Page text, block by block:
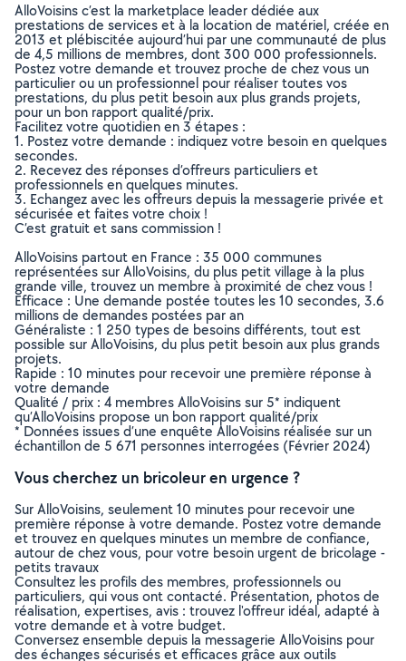
AlloVoisins c’est la marketplace leader dédiée aux
prestations de services et à la location de matériel, créée en
2013 et plébiscitée aujourd’hui par une communauté de plus
de 4,5 millions de membres, dont 300 000 professionnels.
Postez votre demande et trouvez proche de chez vous un
particulier ou un professionnel pour réaliser toutes vos
prestations, du plus petit besoin aux plus grands projets,
pour un bon rapport qualité/prix.
Facilitez votre quotidien en 3 étapes :
1. Postez votre demande : indiquez votre besoin en quelques
secondes.
2. Recevez des réponses d’offreurs particuliers et
professionnels en quelques minutes.
3. Echangez avec les offreurs depuis la messagerie privée et
sécurisée et faites votre choix !
C’est gratuit et sans commission !
AlloVoisins partout en France : 35 000 communes
représentées sur AlloVoisins, du plus petit village à la plus
grande ville, trouvez un membre à proximité de chez vous !
Efficace : Une demande postée toutes les 10 secondes, 3.6
millions de demandes postées par an
Généraliste : 1 250 types de besoins différents, tout est
possible sur AlloVoisins, du plus petit besoin aux plus grands
projets.
Rapide : 10 minutes pour recevoir une première réponse à
votre demande
Qualité / prix : 4 membres AlloVoisins sur 5* indiquent
qu’AlloVoisins propose un bon rapport qualité/prix
* Données issues d’une enquête AlloVoisins réalisée sur un
échantillon de 5 671 personnes interrogées (Février 2024)
Vous cherchez un bricoleur en urgence ?
Sur AlloVoisins, seulement 10 minutes pour recevoir une
première réponse à votre demande. Postez votre demande
et trouvez en quelques minutes un membre de confiance,
autour de chez vous, pour votre besoin urgent de bricolage -
petits travaux
Consultez les profils des membres, professionnels ou
particuliers, qui vous ont contacté. Présentation, photos de
réalisation, expertises, avis : trouvez l'offreur idéal, adapté à
votre demande et à votre budget.
Conversez ensemble depuis la messagerie AlloVoisins pour
des échanges sécurisés et efficaces grâce aux outils